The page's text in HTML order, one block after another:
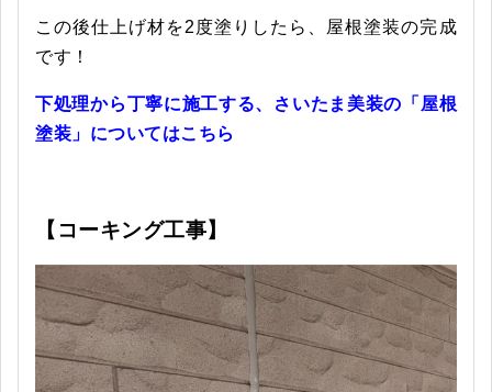
この後仕上げ材を2度塗りしたら、屋根塗装の完成
です！
下処理から丁寧に施工する、さいたま美装の「屋根
塗装」についてはこちら
【コーキング工事】